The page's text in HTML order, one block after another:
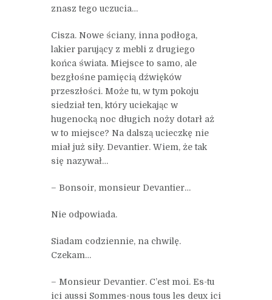
znasz tego uczucia…
Cisza. Nowe ściany, inna podłoga,
lakier parujący z mebli z drugiego
końca świata. Miejsce to samo, ale
bezgłośne pamięcią dźwięków
przeszłości. Może tu, w tym pokoju
siedział ten, który uciekając w
hugenocką noc długich noży dotarł aż
w to miejsce? Na dalszą ucieczkę nie
miał już siły. Devantier. Wiem, że tak
się nazywał…
– Bonsoir, monsieur Devantier…
Nie odpowiada.
Siadam codziennie, na chwilę.
Czekam…
– Monsieur Devantier. C’est moi. Es-tu
ici aussi Sommes-nous tous les deux ici